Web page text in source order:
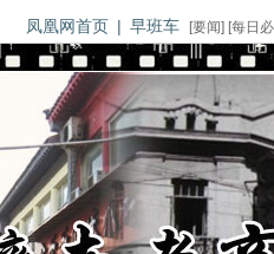
凤凰网首页 | 早班车 [要闻] [每日